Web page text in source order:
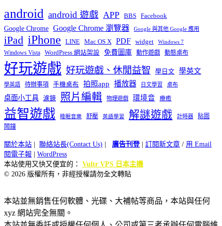
android android 遊戲 APP BBS Facebook
Google Chrome Google Chrome 瀏覽器 Google 與其他 Google 應用
iPad iPhone LINE Mac OS X PDF widget Windows 7
Windows Vista WordPress 網站架設 免費圖庫 動作遊戲 動態桌布
好玩遊戲 好玩遊戲、休閒益智 學日文 學英文
學英語 待辦事項 手機桌布 拍照app 播放器 日文學習 桌布
桌面小工具 濾鏡 照片編輯 物理遊戲 環境音 療癒
益智遊戲 睡眠音樂 舒壓 英語學習 解謎遊戲 計時器
貼圖
鬧鐘
關於本站 聯絡站長(Contact Us) 廣告刊登| 訂閱新文章 / 用 Email
閱電子報
WordPress
本站使用又快又便宜的： Vultr VPS 日本主機
© 2026 版權所有，非經授權請勿全文轉貼
本站並無銷售任何軟體、光碟、大補帖等商品，本站與任何
xyz 網站完全無關。